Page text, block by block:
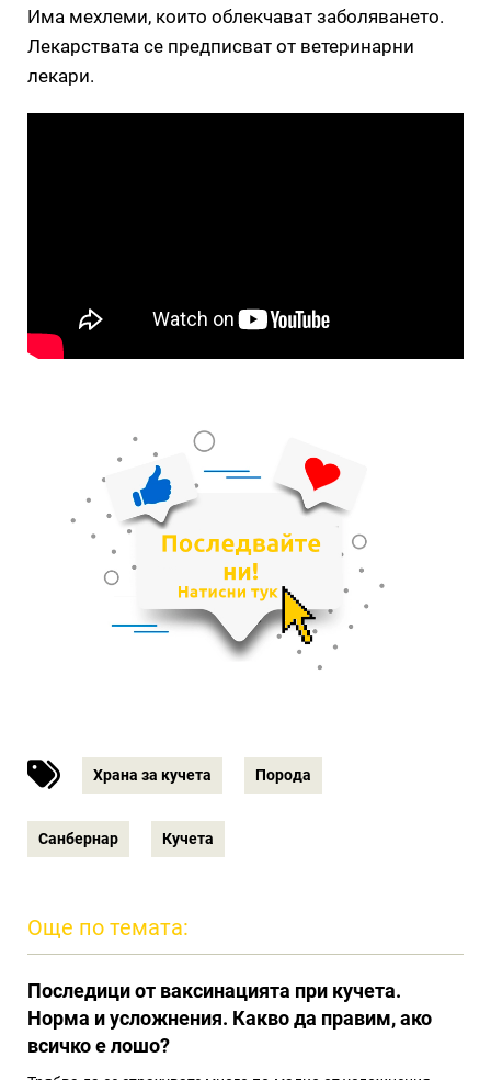
Има мехлеми, които облекчават заболяването.
Лекарствата се предписват от ветеринарни
лекари.
Храна за кучета Порода
Санбернар Кучета
Още по темата:
Последици от ваксинацията при кучета.
Норма и усложнения. Какво да правим, ако
всичко е лошо?